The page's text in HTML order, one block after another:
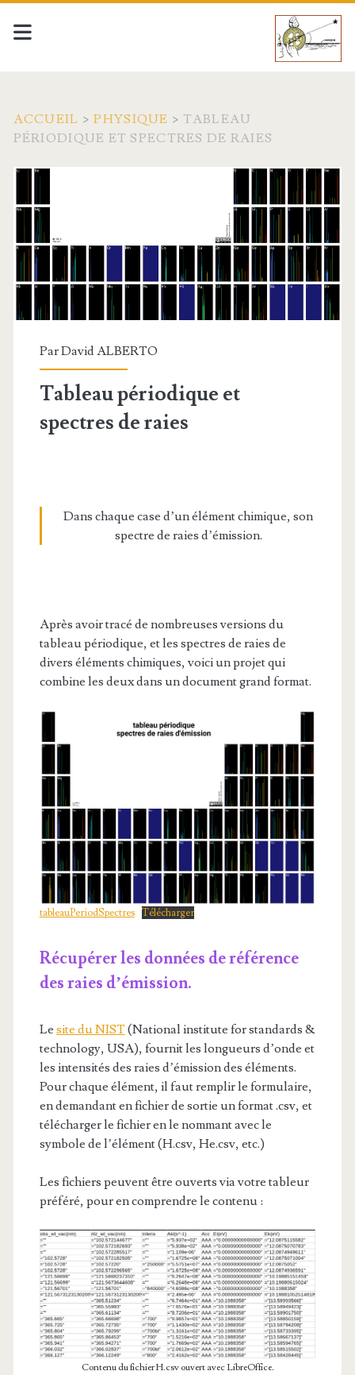
ACCUEIL >PHYSIQUE > TABLEAU
PÉRIODIQUE ET SPECTRES DE RAIES
ParDavid ALBERTO
Tableau périodique et
spectres de raies
Dans chaque case d’un élément chimique, son
spectre de raies d’émission.
Après avoir tracé de nombreuses versions du
tableau périodique, et les spectres de raies de
divers éléments chimiques, voici un projet qui
combine les deux dans un document grand format.
tableauPeriodSpectres Télécharger
Récupérer les données de référence
des raies d’émission.
Le site du NIST(National institute for standards &
technology, USA), fournit les longueurs d’onde et
les intensités des raies d’émission des éléments.
Pour chaque élément, il faut remplir le formulaire,
en demandant en fichier de sortie un format .csv, et
télécharger le fichier en le nommant avec le
symbole de l’élément (H.csv, He.csv, etc.)
Les fichiers peuvent être ouverts via votre tableur
préféré, pour en comprendre le contenu :
Contenu du fichier H.csv ouvert avec LibreOffice.